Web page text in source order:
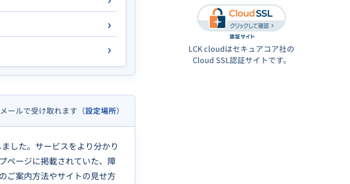
ールで受け取れます （設定場所）
した。サービスをより分かり
ページに掲載されていた、障
ご案内方法やサイトの見せ方
LCK cloudはセキュアコア社の
Cloud SSL認証サイトです。